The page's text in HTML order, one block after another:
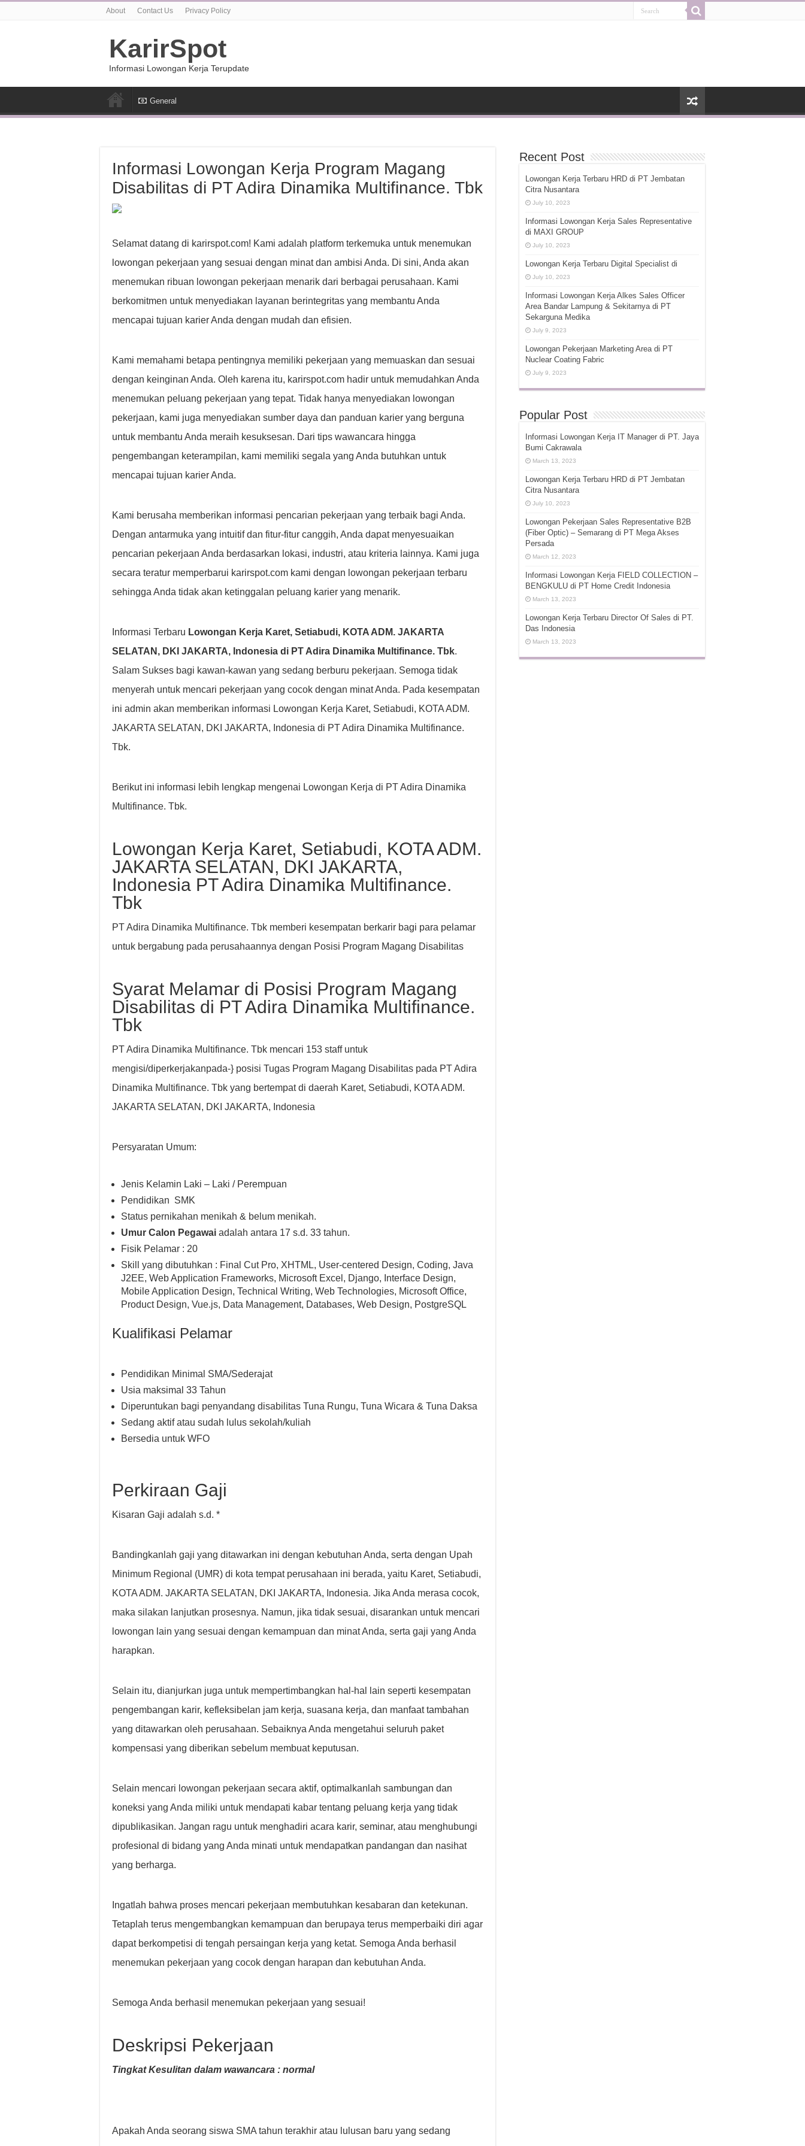
About Contact Us Privacy Policy
KarirSpot
Informasi Lowongan Kerja Terupdate
General
Informasi Lowongan Kerja Program Magang
Disabilitas di PT Adira Dinamika Multifinance. Tbk
Selamat datang di karirspot.com! Kami adalah platform terkemuka untuk menemukan
lowongan pekerjaan yang sesuai dengan minat dan ambisi Anda. Di sini, Anda akan
menemukan ribuan lowongan pekerjaan menarik dari berbagai perusahaan. Kami
berkomitmen untuk menyediakan layanan berintegritas yang membantu Anda
mencapai tujuan karier Anda dengan mudah dan efisien.
Kami memahami betapa pentingnya memiliki pekerjaan yang memuaskan dan sesuai
dengan keinginan Anda. Oleh karena itu, karirspot.com hadir untuk memudahkan Anda
menemukan peluang pekerjaan yang tepat. Tidak hanya menyediakan lowongan
pekerjaan, kami juga menyediakan sumber daya dan panduan karier yang berguna
untuk membantu Anda meraih kesuksesan. Dari tips wawancara hingga
pengembangan keterampilan, kami memiliki segala yang Anda butuhkan untuk
mencapai tujuan karier Anda.
Kami berusaha memberikan informasi pencarian pekerjaan yang terbaik bagi Anda.
Dengan antarmuka yang intuitif dan fitur-fitur canggih, Anda dapat menyesuaikan
pencarian pekerjaan Anda berdasarkan lokasi, industri, atau kriteria lainnya. Kami juga
secara teratur memperbarui karirspot.com kami dengan lowongan pekerjaan terbaru
sehingga Anda tidak akan ketinggalan peluang karier yang menarik.
Informasi Terbaru Lowongan Kerja Karet, Setiabudi, KOTA ADM. JAKARTA
SELATAN, DKI JAKARTA, Indonesia di PT Adira Dinamika Multifinance. Tbk.
Salam Sukses bagi kawan-kawan yang sedang berburu pekerjaan. Semoga tidak
menyerah untuk mencari pekerjaan yang cocok dengan minat Anda. Pada kesempatan
ini admin akan memberikan informasi Lowongan Kerja Karet, Setiabudi, KOTA ADM.
JAKARTA SELATAN, DKI JAKARTA, Indonesia di PT Adira Dinamika Multifinance.
Tbk.
Berikut ini informasi lebih lengkap mengenai Lowongan Kerja di PT Adira Dinamika
Multifinance. Tbk.
Lowongan Kerja Karet, Setiabudi, KOTA ADM.
JAKARTA SELATAN, DKI JAKARTA,
Indonesia PT Adira Dinamika Multifinance.
Tbk
PT Adira Dinamika Multifinance. Tbk memberi kesempatan berkarir bagi para pelamar
untuk bergabung pada perusahaannya dengan Posisi Program Magang Disabilitas
Syarat Melamar di Posisi Program Magang
Disabilitas di PT Adira Dinamika Multifinance.
Tbk
PT Adira Dinamika Multifinance. Tbk mencari 153 staff untuk
mengisi/diperkerjakanpada-} posisi Tugas Program Magang Disabilitas pada PT Adira
Dinamika Multifinance. Tbk yang bertempat di daerah Karet, Setiabudi, KOTA ADM.
JAKARTA SELATAN, DKI JAKARTA, Indonesia
Persyaratan Umum:
Jenis Kelamin Laki – Laki / Perempuan
Pendidikan SMK
Status pernikahan menikah & belum menikah.
Umur Calon Pegawai adalah antara 17 s.d. 33 tahun.
Fisik Pelamar : 20
Skill yang dibutuhkan : Final Cut Pro, XHTML, User-centered Design, Coding, Java
J2EE, Web Application Frameworks, Microsoft Excel, Django, Interface Design,
Mobile Application Design, Technical Writing, Web Technologies, Microsoft Office,
Product Design, Vue.js, Data Management, Databases, Web Design, PostgreSQL
Kualifikasi Pelamar
Pendidikan Minimal SMA/Sederajat
Usia maksimal 33 Tahun
Diperuntukan bagi penyandang disabilitas Tuna Rungu, Tuna Wicara & Tuna Daksa
Sedang aktif atau sudah lulus sekolah/kuliah
Bersedia untuk WFO
Perkiraan Gaji
Kisaran Gaji adalah s.d. *
Bandingkanlah gaji yang ditawarkan ini dengan kebutuhan Anda, serta dengan Upah
Minimum Regional (UMR) di kota tempat perusahaan ini berada, yaitu Karet, Setiabudi,
KOTA ADM. JAKARTA SELATAN, DKI JAKARTA, Indonesia. Jika Anda merasa cocok,
maka silakan lanjutkan prosesnya. Namun, jika tidak sesuai, disarankan untuk mencari
lowongan lain yang sesuai dengan kemampuan dan minat Anda, serta gaji yang Anda
harapkan.
Selain itu, dianjurkan juga untuk mempertimbangkan hal-hal lain seperti kesempatan
pengembangan karir, kefleksibelan jam kerja, suasana kerja, dan manfaat tambahan
yang ditawarkan oleh perusahaan. Sebaiknya Anda mengetahui seluruh paket
kompensasi yang diberikan sebelum membuat keputusan.
Selain mencari lowongan pekerjaan secara aktif, optimalkanlah sambungan dan
koneksi yang Anda miliki untuk mendapati kabar tentang peluang kerja yang tidak
dipublikasikan. Jangan ragu untuk menghadiri acara karir, seminar, atau menghubungi
profesional di bidang yang Anda minati untuk mendapatkan pandangan dan nasihat
yang berharga.
Ingatlah bahwa proses mencari pekerjaan membutuhkan kesabaran dan ketekunan.
Tetaplah terus mengembangkan kemampuan dan berupaya terus memperbaiki diri agar
dapat berkompetisi di tengah persaingan kerja yang ketat. Semoga Anda berhasil
menemukan pekerjaan yang cocok dengan harapan dan kebutuhan Anda.
Semoga Anda berhasil menemukan pekerjaan yang sesuai!
Deskripsi Pekerjaan
Tingkat Kesulitan dalam wawancara : normal
Apakah Anda seorang siswa SMA tahun terakhir atau lulusan baru yang sedang
Recent Post
Lowongan Kerja Terbaru HRD di PT Jembatan
Citra Nusantara
July 10, 2023
Informasi Lowongan Kerja Sales Representative
di MAXI GROUP
July 10, 2023
Lowongan Kerja Terbaru Digital Specialist di
July 10, 2023
Informasi Lowongan Kerja Alkes Sales Officer
Area Bandar Lampung & Sekitarnya di PT
Sekarguna Medika
July 9, 2023
Lowongan Pekerjaan Marketing Area di PT
Nuclear Coating Fabric
July 9, 2023
Popular Post
Informasi Lowongan Kerja IT Manager di PT. Jaya
Bumi Cakrawala
March 13, 2023
Lowongan Kerja Terbaru HRD di PT Jembatan
Citra Nusantara
July 10, 2023
Lowongan Pekerjaan Sales Representative B2B
(Fiber Optic) – Semarang di PT Mega Akses
Persada
March 12, 2023
Informasi Lowongan Kerja FIELD COLLECTION –
BENGKULU di PT Home Credit Indonesia
March 13, 2023
Lowongan Kerja Terbaru Director Of Sales di PT.
Das Indonesia
March 13, 2023